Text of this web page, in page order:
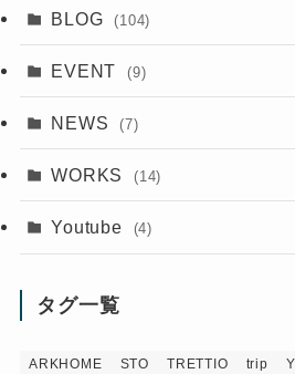
BLOG (104)
EVENT (9)
NEWS (7)
WORKS (14)
Youtube (4)
タグ一覧
ARKHOME STO TRETTIO trip